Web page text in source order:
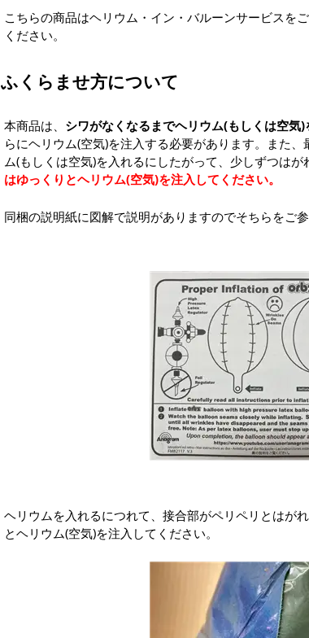
こちらの商品はヘリウム・イン・バルーンサービスを
ください。
ふくらませ方について
本商品は、 シワがなくなるまでヘリウム(もしくは空気)
らにヘリウム(空気)を注入する必要があります。また
ム(もしくは空気)を入れるにしたがって、少しずつはが
はゆっくりとヘリウム(空気)を注入してください。
同梱の説明紙に図解で説明がありますのでそちらをご参
ヘリウムを入れるにつれて、接合部がペリペリとはが
とヘリウム(空気)を注入してください。